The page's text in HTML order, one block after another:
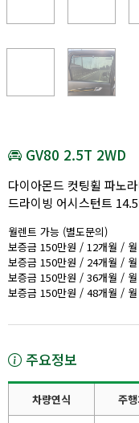
GV80 2.5T 2WD
다이아몬드 컷팅휠 파노
드라이빙 어시스턴트
월렌트 가능 (별도문의)
보증금 150만원 / 12개월 /
보증금 150만원 / 24개월 /
보증금 150만원 / 36개월 /
보증금 150만원 / 48개월 /
주요정보
차량연식 주